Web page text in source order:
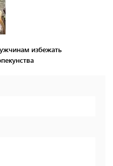
избежать